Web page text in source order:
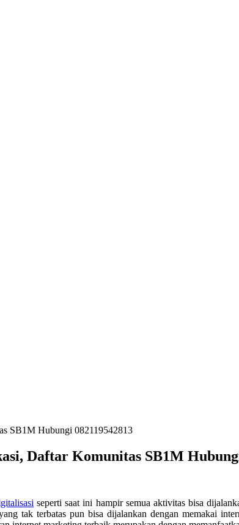
SB1M Hubungi 082119542813
Daftar Komunitas SB1M
seperti saat ini hampir semua aktivitas bisa
tak terbatas pun bisa dijalankan dengan memakai